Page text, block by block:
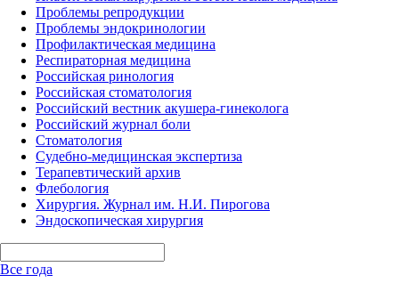
Проблемы репродукции
Проблемы эндокринологии
Профилактическая медицина
Респираторная медицина
Российская ринология
Российская стоматология
Российский вестник акушера-гинеколога
Российский журнал боли
Стоматология
Судебно-медицинская экспертиза
Терапевтический архив
Флебология
Хирургия. Журнал им. Н.И. Пирогова
Эндоскопическая хирургия
Все года